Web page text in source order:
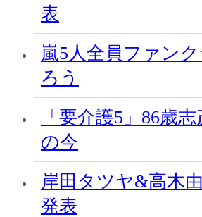
表
嵐5人全員ファン
ろう
「要介護5」86歳
の今
岸田タツヤ&高木
発表